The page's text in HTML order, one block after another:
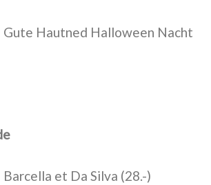
Gute Hautned Halloween Nacht
et Da Silva (28.-)